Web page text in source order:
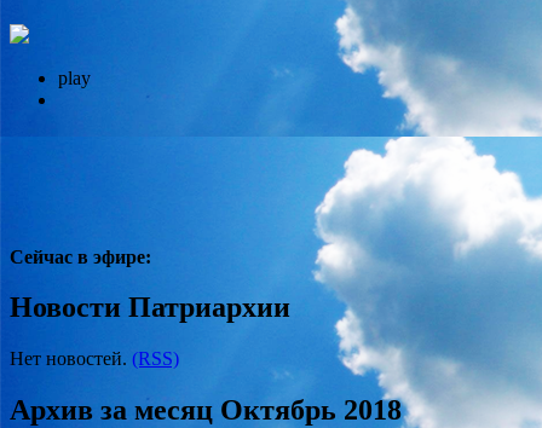
play
Сейчас в эфире:
Новости Патриархии
Нет новостей. (RSS)
Архив за месяц Октябрь 2018